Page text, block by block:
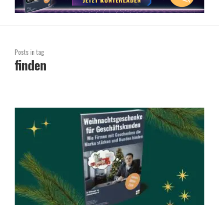
Posts in tag
finden